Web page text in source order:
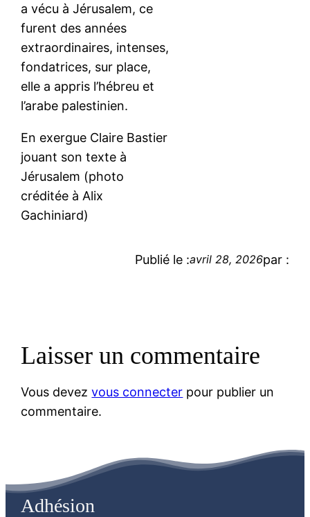
a vécu à Jérusalem, ce
furent des années
extraordinaires, intenses,
fondatrices, sur place,
elle a appris l’hébreu et
l’arabe palestinien.
En exergue Claire Bastier
jouant son texte à
Jérusalem (photo
créditée à Alix
Gachiniard)
Publié le :avril 28, 2026par :
Laisser un commentaire
Vous devezvous connecter pour publier un
commentaire.
Adhésion